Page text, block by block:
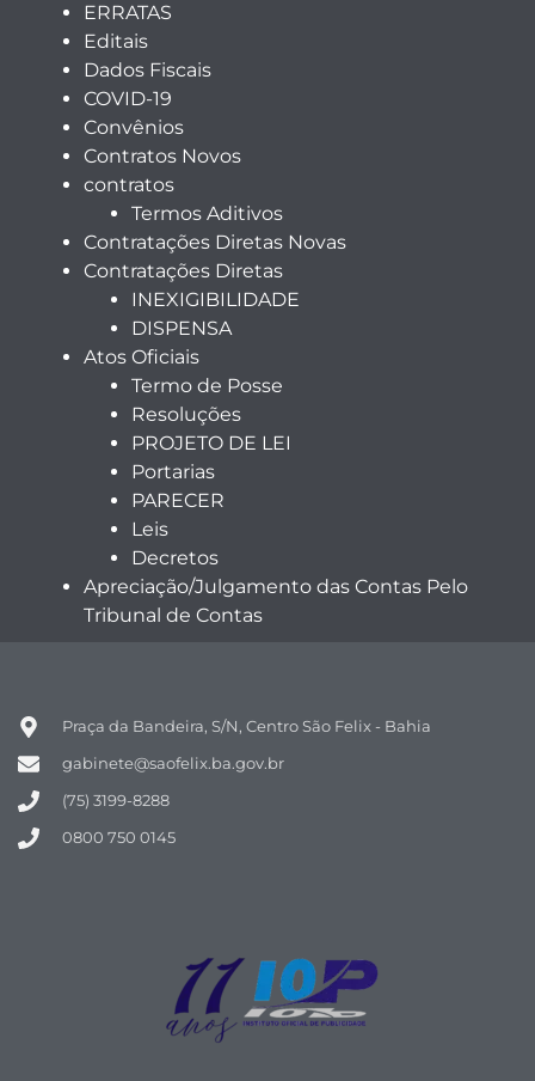
ERRATAS
Editais
Dados Fiscais
COVID-19
Convênios
Contratos Novos
contratos
Termos Aditivos
Contratações Diretas Novas
Contratações Diretas
INEXIGIBILIDADE
DISPENSA
Atos Oficiais
Termo de Posse
Resoluções
PROJETO DE LEI
Portarias
PARECER
Leis
Decretos
Apreciação/Julgamento das Contas Pelo
Tribunal de Contas
Praça da Bandeira, S/N, Centro São Felix - Bahia
gabinete@saofelix.ba.gov.br
(75) 3199-8288
0800 750 0145